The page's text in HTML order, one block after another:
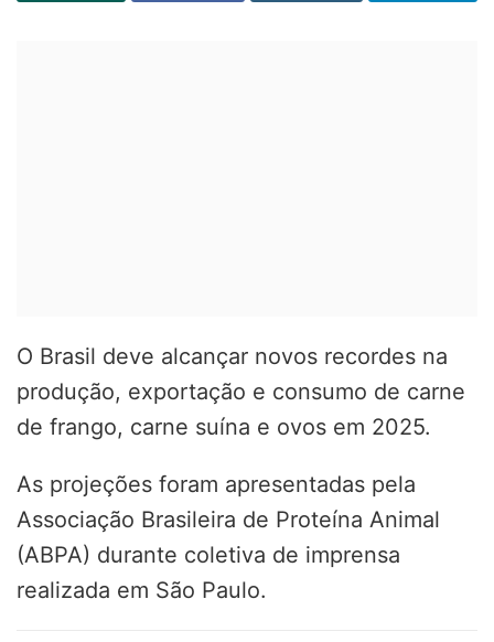
O Brasil deve alcançar novos recordes na
produção, exportação e consumo de carne
de frango, carne suína e ovos em 2025.
As projeções foram apresentadas pela
Associação Brasileira de Proteína Animal
(ABPA) durante coletiva de imprensa
realizada em São Paulo.